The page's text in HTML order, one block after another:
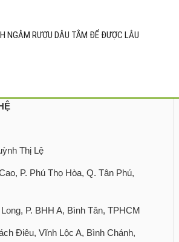
NGÂM RƯỢU DÂU TẰM ĐỂ ĐƯỢC LÂU
Thị Lệ
P. Phú Thọ Hòa, Q. Tân Phú,
P. BHH A, Bình Tân, TPHCM
Điêu, Vĩnh Lộc A, Bình Chánh,